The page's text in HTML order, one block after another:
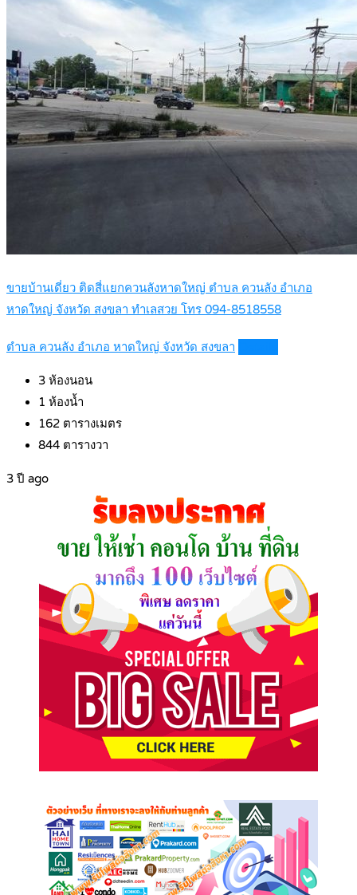
ขายบ้านเดี่ยว ติดสี่แยกควนลังหาดใหญ่ ตำบล ควนลัง อำเภอ
หาดใหญ่ จังหวัด สงขลา ทำเลสวย โทร 094-8518558
ตำบล ควนลัง อำเภอ หาดใหญ่ จังหวัด สงขลา
3 ห้องนอน
1 ห้องน้ำ
162 ตารางเมตร
844 ตารางวา
3 ปี ago